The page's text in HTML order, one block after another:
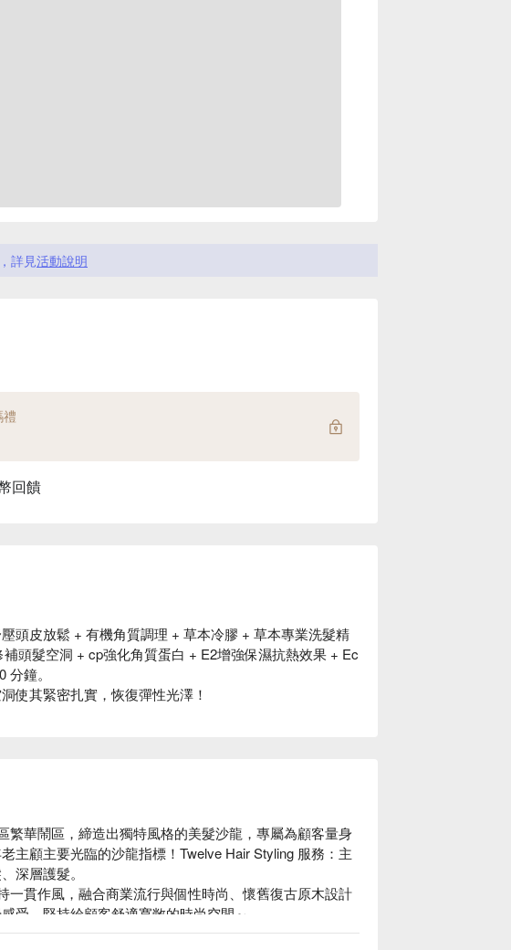
詳見活動說明
回饋
頭皮放鬆 + 有機角質調理 + 草本冷膠 + 草本專業洗髮精
頭髮空洞 + cp強化角質蛋白 + E2增強保濕抗熱效果 + Ec
鐘。
使其緊密扎實，恢復彈性光澤！
繁華鬧區，締造出獨特風格的美髮沙龍，專屬為顧客量身
主顧主要光臨的沙龍指標！Twelve Hair Styling 服務：主
深層護髮。
一貫作風，融合商業流行與個性時尚、懷舊復古原木設計
受，堅持給顧客舒適寬敞的時尚空間～
星好評。